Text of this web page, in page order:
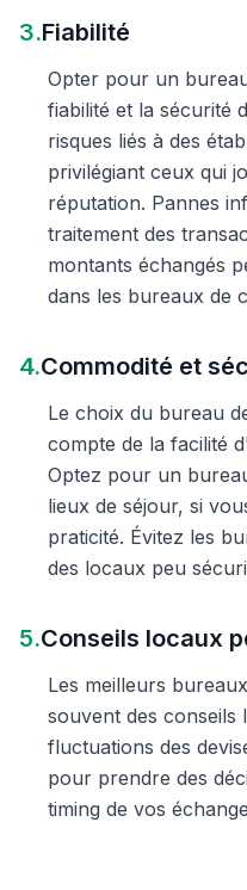
3.Fiabilité
Opter pour un
fiabilité et la sécurité
risques liés à des
privilégiant ceux qui
réputation. Pannes
traitement des
montants échangés
dans les bureaux de
4.Commodité et
Le choix du bureau
compte de la facilité
Optez pour un
lieux de séjour, si
praticité. Évitez les
des locaux peu
5.Conseils locaux
Les meilleurs
souvent des conseils
fluctuations des
pour prendre des
timing de vos